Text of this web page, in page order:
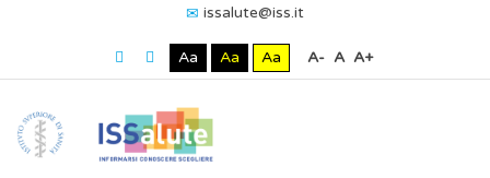
issalute@iss.it
Aa Aa Aa A- A A+